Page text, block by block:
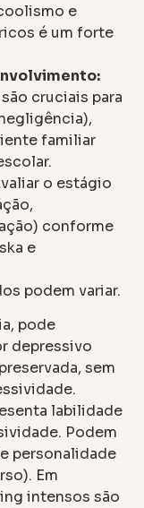
e
é um forte
cruciais para
familiar
o estágio
conforme
e
podem variar.
pode
depressivo
sem
labilidade
Podem
personalidade
Em
intensos são